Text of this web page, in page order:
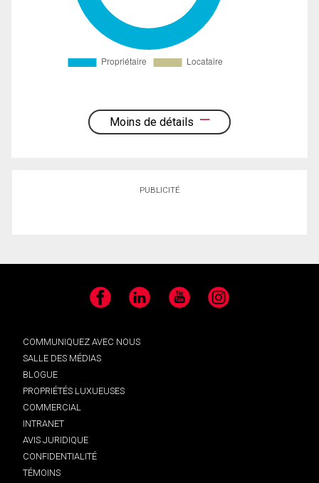
Moins de détails
PUBLICITÉ
Facebook LinkedIn YouTube Instagram
COMMUNIQUEZ AVEC NOUS
SALLE DES MÉDIAS
BLOGUE
PROPRIÉTÉS LUXUEUSES
COMMERCIAL
INTRANET
AVIS JURIDIQUE
CONFIDENTIALITÉ
TÉMOINS